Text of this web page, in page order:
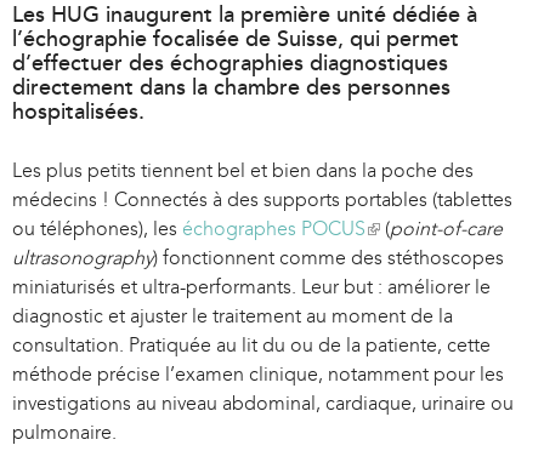
Les HUG inaugurent la première unité dédiée à
l’échographie focalisée de Suisse, qui permet
d’effectuer des échographies diagnostiques
directement dans la chambre des personnes
hospitalisées.
Les plus petits tiennent bel et bien dans la poche des
médecins ! Connectés à des supports portables (tablettes
ou téléphones), les échographes POCUS(
l
i
n
k
i
s
(point-of-care
ultrasonography) fonctionnent comme des stéthoscopes
miniaturisés et ultra-performants. Leur but : améliorer le
diagnostic et ajuster le traitement au moment de la
consultation. Pratiquée au lit du ou de la patiente, cette
méthode précise l’examen clinique, notamment pour les
investigations au niveau abdominal, cardiaque, urinaire ou
pulmonaire.